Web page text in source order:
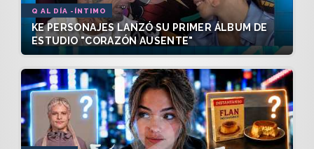
Q AL DÍA -ÍNTIMO
KE PERSONAJES LANZÓ SU PRIMER ÁLBUM DE
ESTUDIO "CORAZÓN AUSENTE"